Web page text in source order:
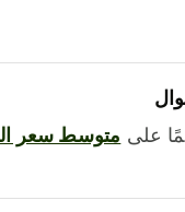
على متوسط ​​سعر